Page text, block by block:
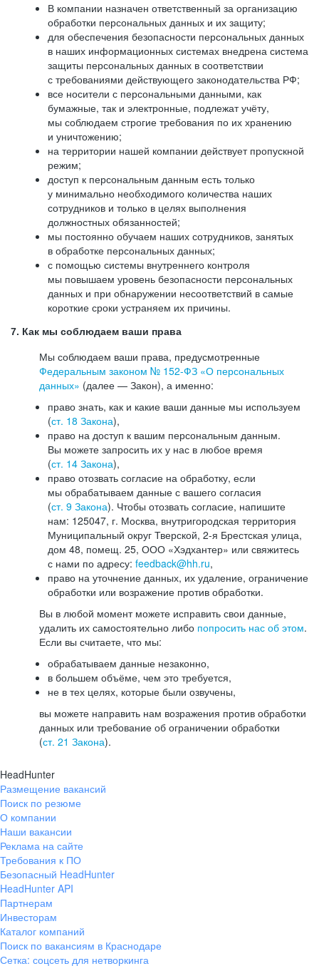
В компании назначен ответственный за организацию
обработки персональных данных и их защиту;
для обеспечения безопасности персональных данных
в наших информационных системах внедрена система
защиты персональных данных в соответствии
с требованиями действующего законодательства РФ;
все носители с персональными данными, как
бумажные, так и электронные, подлежат учёту,
мы соблюдаем строгие требования по их хранению
и уничтожению;
на территории нашей компании действует пропускной
режим;
доступ к персональным данным есть только
у минимально необходимого количества наших
сотрудников и только в целях выполнения
должностных обязанностей;
мы постоянно обучаем наших сотрудников, занятых
в обработке персональных данных;
с помощью системы внутреннего контроля
мы повышаем уровень безопасности персональных
данных и при обнаружении несоответствий в самые
короткие сроки устраняем их причины.
7. Как мы соблюдаем ваши права
Мы соблюдаем ваши права, предусмотренные
Федеральным законом № 152-ФЗ «О персональных
данных» (далее — Закон), а именно:
право знать, как и какие ваши данные мы используем
(ст. 18 Закона),
право на доступ к вашим персональным данным.
Вы можете запросить их у нас в любое время
(ст. 14 Закона),
право отозвать согласие на обработку, если
мы обрабатываем данные с вашего согласия
(ст. 9 Закона). Чтобы отозвать согласие, напишите
нам: 125047, г. Москва, внутригородская территория
Муниципальный округ Тверской, 2-я Брестская улица,
дом 48, помещ. 25, ООО «Хэдхантер» или свяжитесь
с нами по адресу: feedback@hh.ru,
право на уточнение данных, их удаление, ограничение
обработки или возражение против обработки.
Вы в любой момент можете исправить свои данные,
удалить их самостоятельно либо попросить нас об этом.
Если вы считаете, что мы:
обрабатываем данные незаконно,
в большем объёме, чем это требуется,
не в тех целях, которые были озвучены,
вы можете направить нам возражения против обработки
данных или требование об ограничении обработки
(ст. 21 Закона).
HeadHunter
Размещение вакансий
Поиск по резюме
О компании
Наши вакансии
Реклама на сайте
Требования к ПО
Безопасный HeadHunter
HeadHunter API
Партнерам
Инвесторам
Каталог компаний
Поиск по вакансиям в Краснодаре
Сетка: соцсеть для нетворкинга